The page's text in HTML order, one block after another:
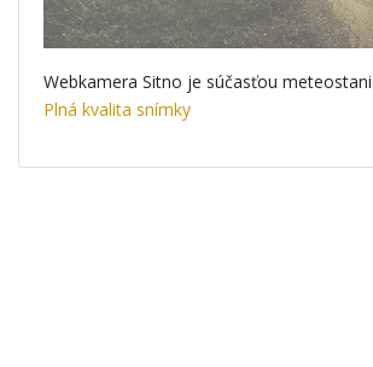
Webkamera Sitno je súčasťou
Plná kvalita snímky